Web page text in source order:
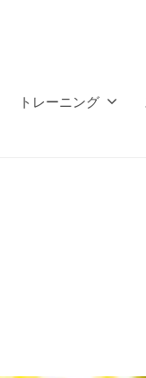
トレーニング